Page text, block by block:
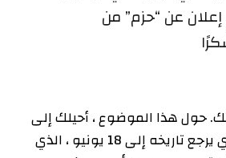
عن “حزم” من
حول هذا الموضوع ، أحيلك إلى
مقال بيير بريتو ، الذي يرجع تاريخه إلى 18 يونيو ، الذي